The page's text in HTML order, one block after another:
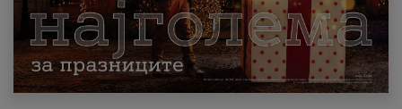
Приватни Деловни
Поддршка